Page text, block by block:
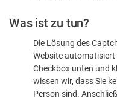
sind
Was ist zu tun?
Die Lösung des
Website
Checkbox unten und
wissen wir, dass Sie
Person sind.